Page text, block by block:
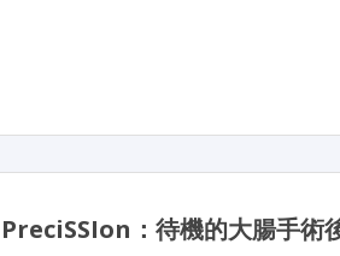
PreciSSIon：待機的大腸手術